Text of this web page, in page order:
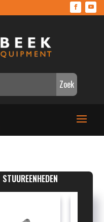
Zoek
STUUREENHEDEN